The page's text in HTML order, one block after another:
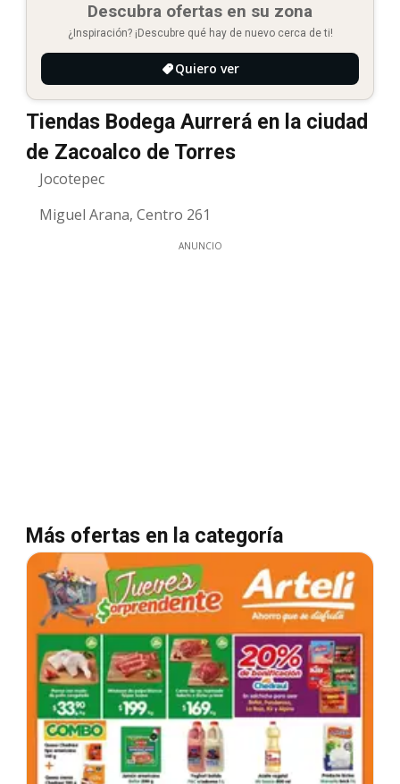
Descubra ofertas en su zona
¿Inspiración? ¡Descubre qué hay de nuevo cerca de ti!
Quiero ver
Tiendas Bodega Aurrerá en la ciudad
de Zacoalco de Torres
Jocotepec
Miguel Arana, Centro 261
ANUNCIO
Más ofertas en la categoría